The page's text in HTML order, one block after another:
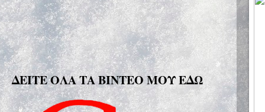
ΔΕΙΤΕ ΟΛΑ ΤΑ ΒΙΝΤΕΟ ΜΟΥ ΕΔΩ